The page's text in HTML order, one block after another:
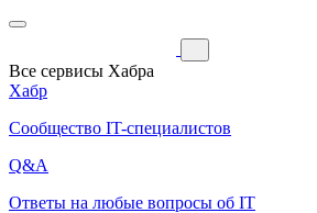
Все сервисы Хабра
Хабр
Сообщество IT-специалистов
Q&A
Ответы на любые вопросы об IT